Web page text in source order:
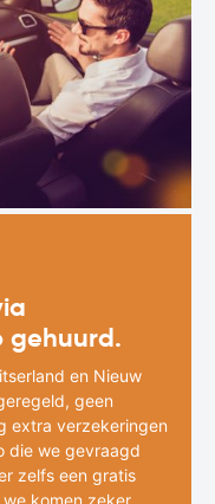
gehuurd.
en Nieuw
geen
extra verzekeringen
die we gevraagd
zelfs een gratis
komen zeker